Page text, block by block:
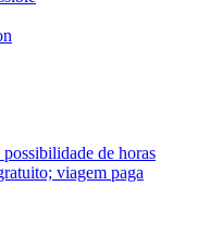
de horas
viagem paga